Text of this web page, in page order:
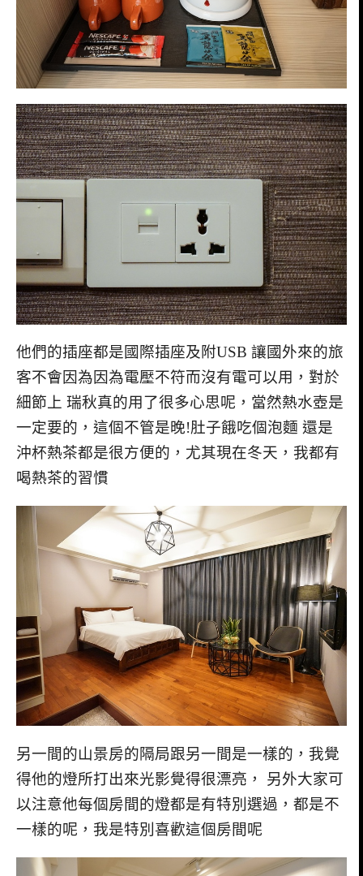
他們的插座都是國際插座及附USB 讓國外來的旅
客不會因為因為電壓不符而沒有電可以用，對於
細節上 瑞秋真的用了很多心思呢，當然熱水壺是
一定要的，這個不管是晚!肚子餓吃個泡麵 還是
沖杯熱茶都是很方便的，尤其現在冬天，我都有
喝熱茶的習慣
另一間的山景房的隔局跟另一間是一樣的，我覺
得他的燈所打出來光影覺得很漂亮， 另外大家可
以注意他每個房間的燈都是有特別選過，都是不
一樣的呢，我是特別喜歡這個房間呢